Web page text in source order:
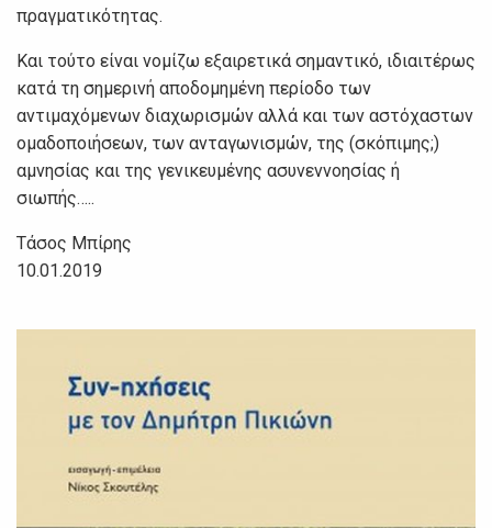
πραγματικότητας.
Και τούτο είναι νομίζω εξαιρετικά σημαντικό, ιδιαιτέρως
κατά τη σημερινή αποδομημένη περίοδο των
αντιμαχόμενων διαχωρισμών αλλά και των αστόχαστων
ομαδοποιήσεων, των ανταγωνισμών, της (σκόπιμης;)
αμνησίας και της γενικευμένης ασυνεννοησίας ή
σιωπής…..
Τάσος Μπίρης
10.01.2019